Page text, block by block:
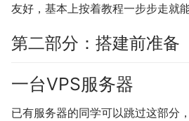
友好，基本上按着教程一步步走就能
第二部分：搭建前准备
一台VPS服务器
已有服务器的同学可以跳过这部分